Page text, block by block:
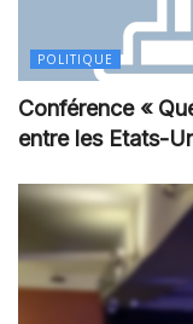
POLITIQUE
Conférence «
entre les Etats-